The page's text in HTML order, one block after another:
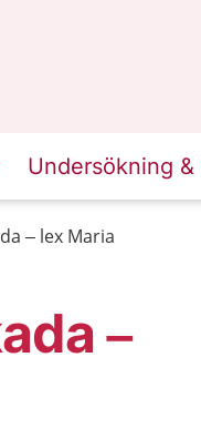
Undersökning
– lex Maria
–